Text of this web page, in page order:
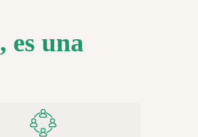
es una